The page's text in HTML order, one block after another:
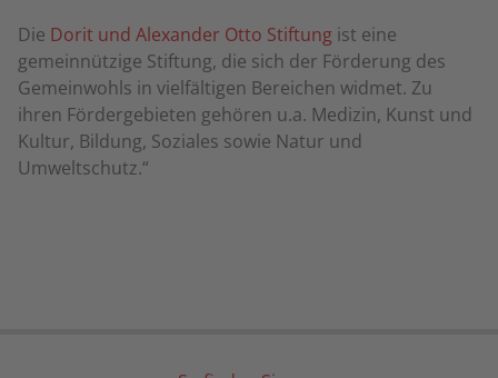
Die Dorit und Alexander Otto Stiftung ist eine
gemeinnützige Stiftung, die sich der Förderung des
Gemeinwohls in vielfältigen Bereichen widmet. Zu
ihren Fördergebieten gehören u.a. Medizin, Kunst und
Kultur, Bildung, Soziales sowie Natur und
Umweltschutz.“